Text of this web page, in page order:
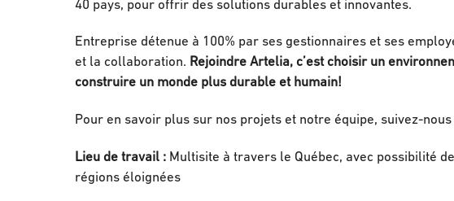
40 pays, pour offrir des solutions durables et innovantes.
Entreprise détenue à 100% par ses gestionnaires et ses
et la collaboration. Rejoindre Artelia, c’est choisir un
construire un monde plus durable et humain!
Pour en savoir plus sur nos projets et notre équipe, suivez-
Lieu de travail : Multisite à travers le Québec, avec possibilité
régions éloignées